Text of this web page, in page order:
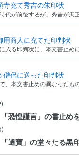
寺充て秀吉の朱印状
代が前後するが、秀吉が天
用商人に充てた印判状
入る印判状に、本文書止め
僧侶に送った印判状
、本文書止めの異なったも
恐惶謹言」の書止め
通寶」の堂々たる黒